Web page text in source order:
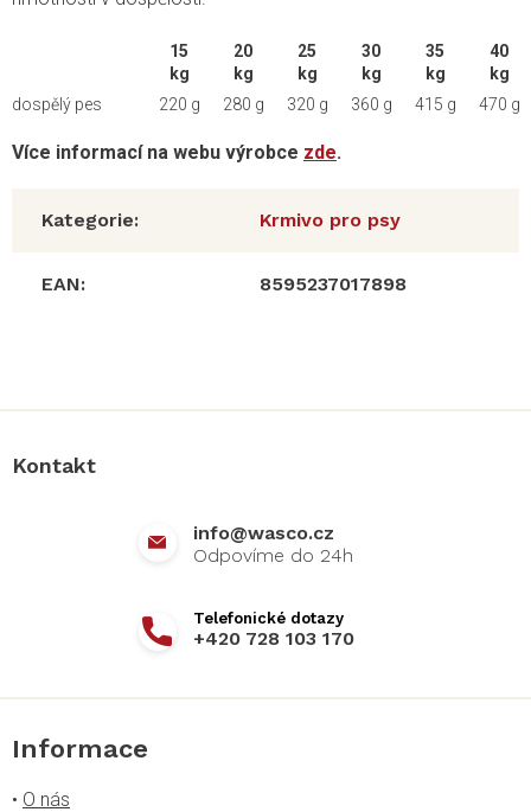
15
kg
20
kg
25
kg
30
kg
35
kg
40
kg
dospělý pes
220 g 280 g 320 g 360 g 415 g 470 g
Více informací na webu výrobce zde.
Kategorie: Krmivo pro psy
EAN: 8595237017898
Kontakt
info@wasco.cz
+420 728 103 170
Informace
• O nás